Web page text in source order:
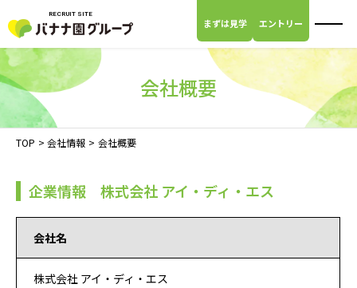
RECRUIT SITE
まずは見学 エントリー
会社概要
TOP > 会社情報 > 会社概要
企業情報 株式会社 アイ・ディ・エス
会社名
株式会社 アイ・ディ・エス